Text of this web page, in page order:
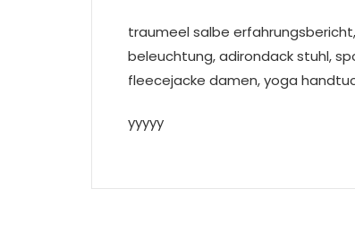
traumeel salbe
beleuchtung, adirondack stuhl,
fleecejacke damen, yoga
yyyyy